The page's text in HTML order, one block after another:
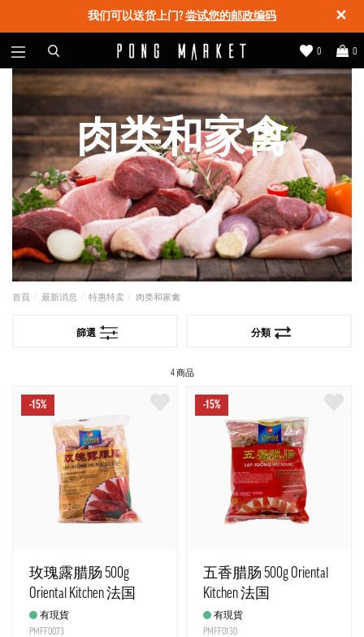
✕
我们可以送货上门?尝试您的邮政编码
0
0
肉类和家禽
首頁 最新消息 特惠特卖 肉类和家禽
篩選 分類
4 商品
-15%
玫瑰露腊肠 500g
Oriental Kitchen 法国
有現貨
PMFF0073
-15%
五香腊肠 500g Oriental
Kitchen 法国
有現貨
PMFF0130